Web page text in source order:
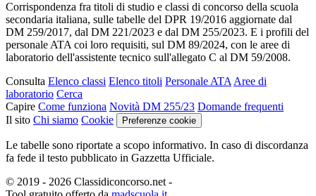
Corrispondenza fra titoli di studio e classi di concorso della scuola
secondaria italiana, sulle tabelle del DPR 19/2016 aggiornate dal
DM 259/2017, dal DM 221/2023 e dal DM 255/2023. E i profili del
personale ATA coi loro requisiti, sul DM 89/2024, con le aree di
laboratorio dell'assistente tecnico sull'allegato C al DM 59/2008.
Consulta Elenco classi Elenco titoli Personale ATA Aree di
laboratorio Cerca
Capire Come funziona Novità DM 255/23 Domande frequenti
Il sito Chi siamo Cookie Preferenze cookie
Le tabelle sono riportate a scopo informativo. In caso di discordanza
fa fede il testo pubblicato in Gazzetta Ufficiale.
© 2019 - 2026 Classidiconcorso.net -